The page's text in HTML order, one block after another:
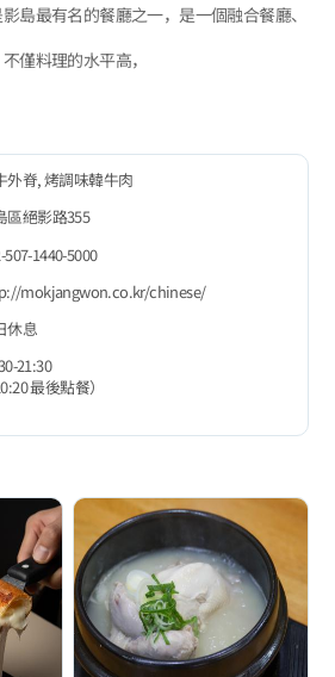
島最有名的餐廳之一，是一個融合餐廳、
僅料理的水平高，
外脊, 烤調味韓牛肉
區絕影路355
507-1440-5000
mokjangwon.co.kr/chinese/
休息
21:30
最後點餐）